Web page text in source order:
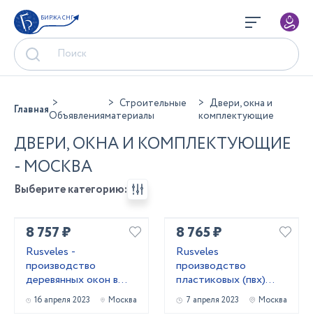
БИРЖА СНГ
ГлавнаяОбъявления
Строительные
материалы
Двери, окна и
комплектующие
ДВЕРИ, ОКНА И КОМПЛЕКТУЮЩИЕ
- МОСКВА
Выберите категорию:
8 757 ₽
Rusveles -
производство
деревянных окон в
Москве и
Московской области
16 апреля 2023 Москва
8 765 ₽
Rusveles
производство
пластиковых (пвх)
окон и дверей в
Москве и
7 апреля 2023 Москва